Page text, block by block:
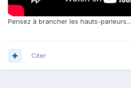
Pensez à brancher les hauts-parleurs...
Citer